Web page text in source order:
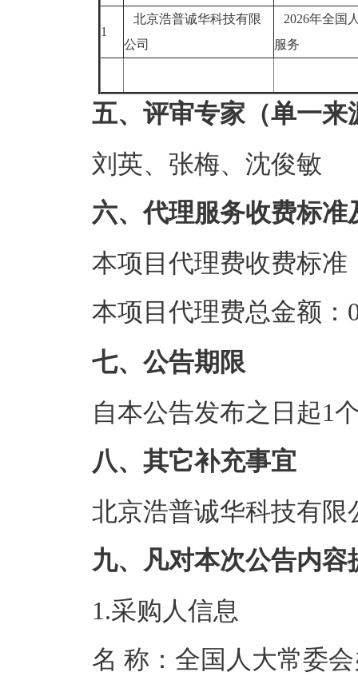
1
北京浩普诚华科技有限
公司
2026年全国
服务
五、评审专家（单一
刘英、张梅、沈俊敏
六、代理服务收费标准
本项目代理费收费标准
本项目代理费总金额：
七、公告期限
自本公告发布之日起1
八、其它补充事宜
北京浩普诚华科技有限
九、凡对本次公告内
1.采购人信息
名 称：全国人